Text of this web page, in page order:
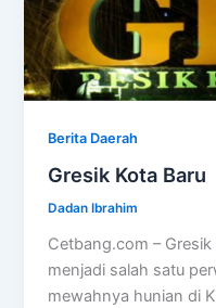
Berita Daerah
Gresik Kota Baru
Dadan Ibrahim
Cetbang.com –
menjadi salah satu
mewahnya hunian di